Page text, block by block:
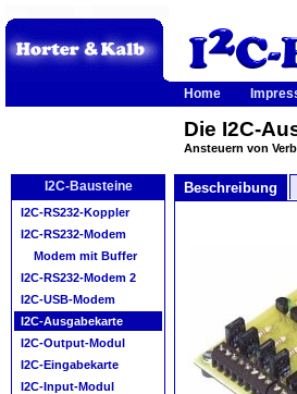
Home
Die I2C-
Ansteuern von
Beschreibung
I2C-Bausteine
I2C-RS232-Koppler
I2C-RS232-Modem
Modem mit Buffer
I2C-RS232-Modem 2
I2C-USB-Modem
I2C-Ausgabekarte
I2C-Output-Modul
I2C-Eingabekarte
I2C-Input-Modul